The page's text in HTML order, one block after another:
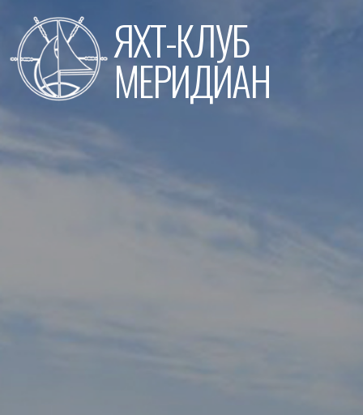
к
содержимому
ЯХТ-КЛУБ
МЕРИДИАН